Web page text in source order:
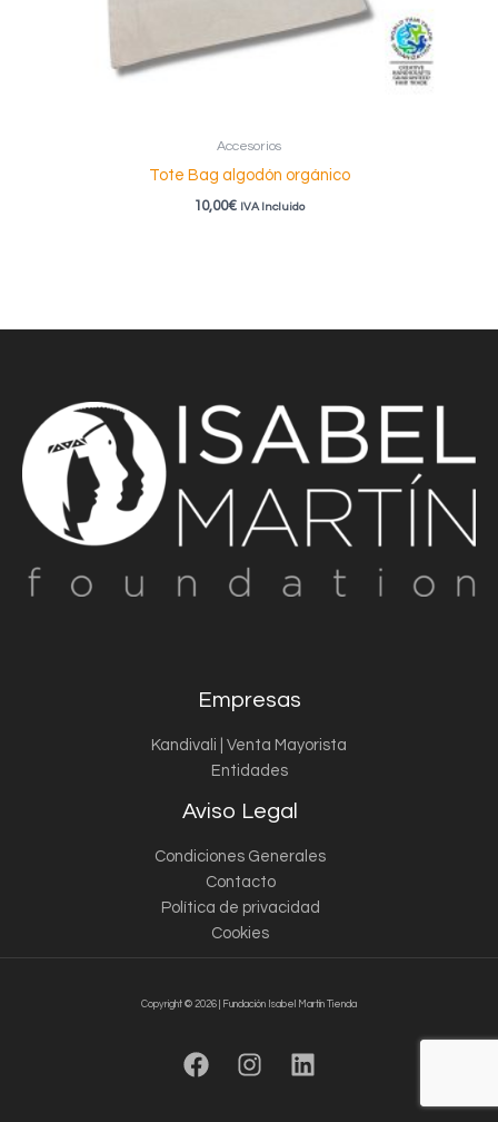
Accesorios
Tote Bag algodón orgánico
10,00€ IVA Incluido
Empresas
Kandivali | Venta Mayorista
Entidades
Aviso Legal
Condiciones Generales
Contacto
Política de privacidad
Cookies
Copyright © 2026 | Fundación Isabel Martín Tienda